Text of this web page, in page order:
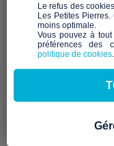
2 Projet(s)
​Le refus des
Les Petites
moins optimale.​
Vous pouvez à
préférences des
politique de cookies